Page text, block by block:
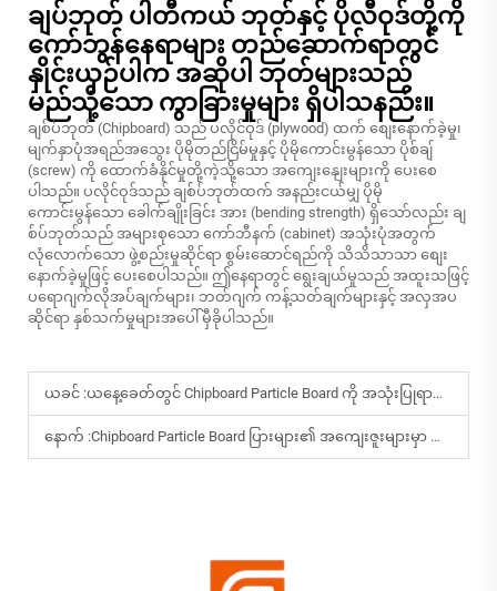
ချပ်ဘုတ် ပါတီကယ် ဘုတ်နှင့် ပိုလီဝုဒ်တို့ကို
ကော်ဘွန်နေရာများ တည်ဆောက်ရာတွင်
နှိုင်းယှဉ်ပါက အဆိုပါ ဘုတ်များသည်
မည်သို့သော ကွာခြားမှုများ ရှိပါသနည်း။
ချစ်ပ်ဘုတ် (Chipboard) သည် ပလိုင်ဝုဒ် (plywood) ထက် စျေးနောက်ခဲ့မှု၊
မျက်နှာပုံအရည်အသွေး ပိုမိုတည်ငြိမ်မှုနှင့် ပိုမိုကောင်းမွန်သော ပိုစ်ချ်
(screw) ကို ထောက်ခံနိုင်မှုတို့ကဲ့သို့သော အကျေးနျေးများကို ပေးစေ
ပါသည်။ ပလိုင်ဝုဒ်သည် ချစ်ပ်ဘုတ်ထက် အနည်းငယ်မျှ ပိုမို
ကောင်းမွန်သော ခေါက်ချိုးခြင်း အား (bending strength) ရှိသော်လည်း ချ
စ်ပ်ဘုတ်သည် အများစုသော ကော်ဘီနက် (cabinet) အသုံးပုံအတွက်
လုံလောက်သော ဖွဲ့စည်းမှုဆိုင်ရာ စွမ်းဆောင်ရည်ကို သိသိသာသာ စျေး
နောက်ခဲ့မှုဖြင့် ပေးစေပါသည်။ ဤနေရာတွင် ရွေးချယ်မှုသည် အထူးသဖြင့်
ပရောဂျက်လိုအပ်ချက်များ၊ ဘတ်ဂျက် ကန့်သတ်ချက်များနှင့် အလှအပ
ဆိုင်ရာ နှစ်သက်မှုများအပေါ် မှီခိုပါသည်။
ယခင် :ယနေ့ခေတ်တွင် Chipboard Particle Board ကို အသုံးပြုရာတွင် အဓိကအားဖြင့် မည်သည့်နေရာတွင် အသုံးပြုကြသနည်း။
နောက် :Chipboard Particle Board ပြားများ၏ အကျေးဇူးများမှာ အဘယ်နည်း။